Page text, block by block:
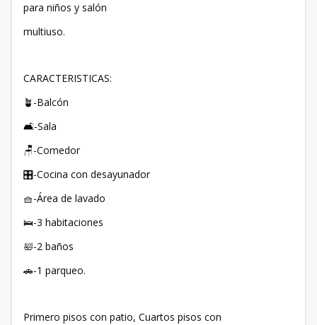
para niños y salón
multiuso.
CARACTERISTICAS:
🪴-Balcón
🛋️-Sala
🪑-Comedor
🎛️-Cocina con desayunador
🧺-Área de lavado
🛌-3 habitaciones
🛀-2 baños
🚗-1 parqueo.
Primero pisos con patio, Cuartos pisos con